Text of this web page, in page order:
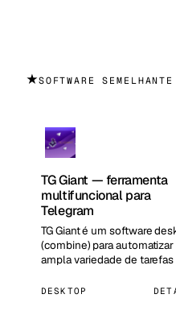
★SOFTWARE SEMELHANTE
TG Giant — ferramenta
multifuncional para
Telegram
TG Giant é um software
(combine) para
ampla variedade de tarefas
DESKTOP